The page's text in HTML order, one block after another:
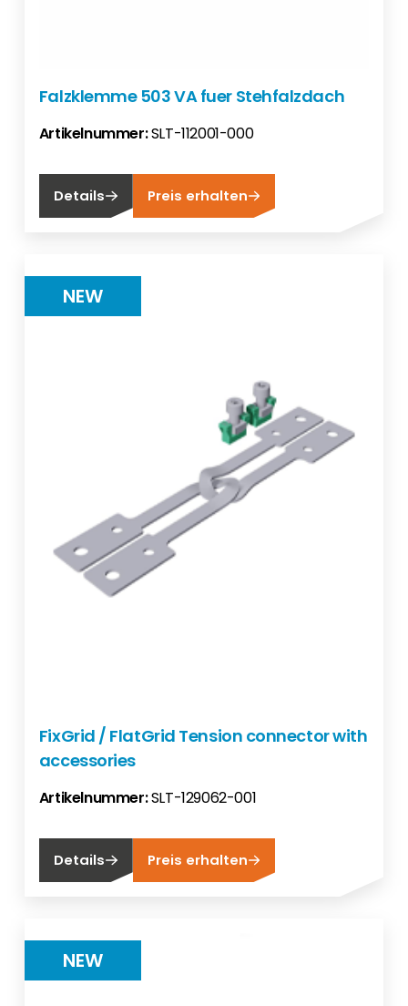
Falzklemme 503 VA fuer Stehfalzdach
Artikelnummer:SLT-112001-000
Details Preis erhalten
NEW
FixGrid / FlatGrid Tension connector with
accessories
Artikelnummer:SLT-129062-001
Details Preis erhalten
NEW